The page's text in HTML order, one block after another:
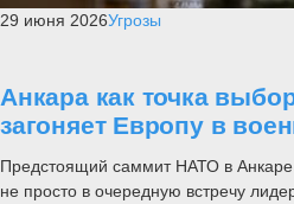
29 июня 2026Угрозы
Анкара как точка
загоняет Европу в
Предстоящий саммит НАТО в
не просто в очередную встречу